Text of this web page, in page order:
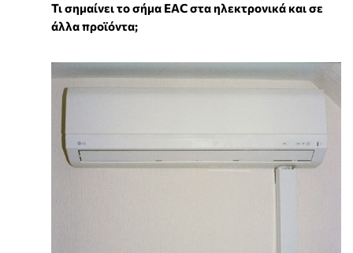
Τι σημαίνει το σήμα EAC στα ηλεκτρονικά και σε
άλλα προϊόντα;